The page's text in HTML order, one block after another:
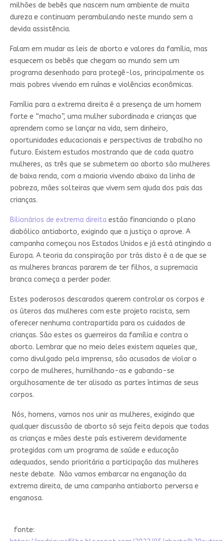
milhões de bebês que nascem num ambiente de muita
dureza e continuam perambulando neste mundo sem a
devida assistência.
Falam em mudar as leis de aborto e valores da família, mas
esquecem os bebês que chegam ao mundo sem um
programa desenhado para protegê-los, principalmente os
mais pobres vivendo em ruínas e violências econômicas.
Família para a extrema direita é a presença de um homem
forte e “macho”, uma mulher subordinada e crianças que
aprendem como se lançar na vida, sem dinheiro,
oportunidades educacionais e perspectivas de trabalho no
futuro. Existem estudos mostrando que de cada quatro
mulheres, as três que se submetem ao aborto são mulheres
de baixa renda, com a maioria vivendo abaixo da linha de
pobreza, mães solteiras que vivem sem ajuda dos pais das
crianças.
Bilionários de extrema direitaestão financiando o plano
diabólico antiaborto, exigindo que a justiça o aprove. A
campanha começou nos Estados Unidos e já está atingindo a
Europa. A teoria da conspiração por trás disto é a de que se
as mulheres brancas pararem de ter filhos, a supremacia
branca começa a perder poder.
Estes poderosos descarados querem controlar os corpos e
os úteros das mulheres com este projeto racista, sem
oferecer nenhuma contrapartida para os cuidados de
crianças. São estes os guerreiros da família e contra o
aborto. Lembrar que no meio deles existem aqueles que,
como divulgado pela imprensa, são acusados de violar o
corpo de mulheres, humilhando-as e gabando-se
orgulhosamente de ter alisado as partes íntimas de seus
corpos.
Nós, homens, vamos nos unir as mulheres, exigindo que
qualquer discussão de aborto só seja feita depois que todas
as crianças e mães deste país estiverem devidamente
protegidas com um programa de saúde e educação
adequados, sendo prioritária a participação das mulheres
neste debate. Não vamos embarcar na enganação da
extrema direita, de uma campanha antiaborto perversa e
enganosa.
fonte: